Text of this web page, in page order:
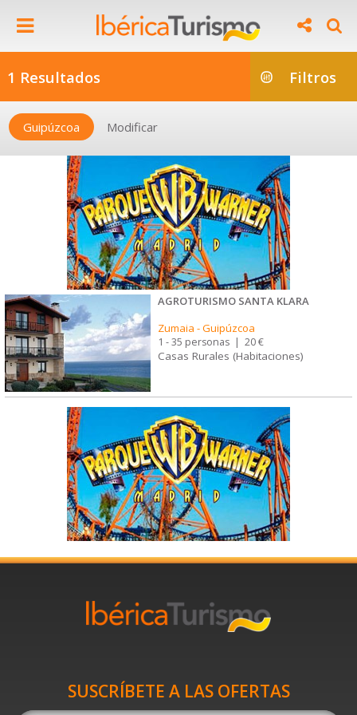
1 Resultados Filtros
Guipúzcoa Modificar
AGROTURISMO SANTA KLARA
Zumaia -Guipúzcoa
1 - 35 personas | 20 €
Casas Rurales (Habitaciones)
SUSCRÍBETE A LAS OFERTAS